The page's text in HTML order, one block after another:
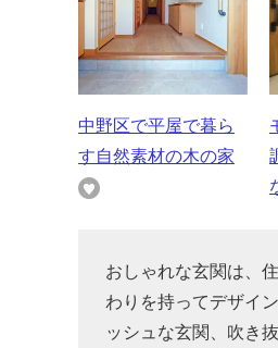
中野区で平屋で暮ら
す自然素材の木の家
おしゃれな玄関は、
わりを持ってデザイ
ッシュな玄関、吹き